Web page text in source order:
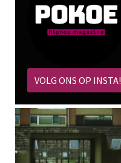
VOLG ONS OP INSTA!